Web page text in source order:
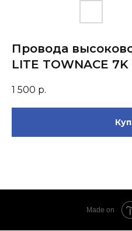
Провода
LITE TOWNACE 7K
1 500 р.
Made on